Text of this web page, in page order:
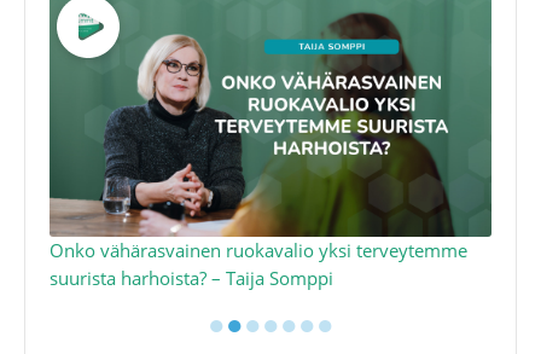
Onko vähärasvainen ruokavalio yksi terveytemme
suurista harhoista? – Taija Somppi
●●●●●●●